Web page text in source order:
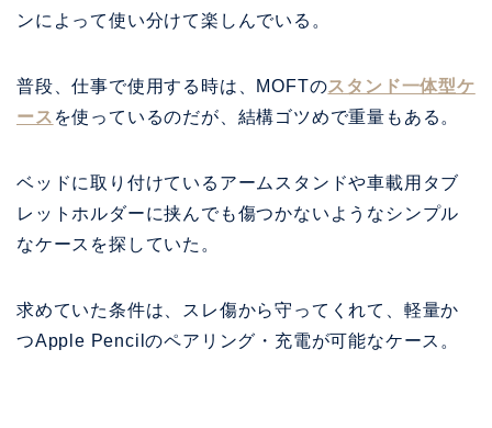
ンによって使い分けて楽しんでいる。
普段、仕事で使用する時は、MOFTのスタンド一体型ケ
ース を使っているのだが、結構ゴツめで重量もある。
ベッドに取り付けているアームスタンドや車載用タブ
レットホルダーに挟んでも傷つかないようなシンプル
なケースを探していた。
求めていた条件は、スレ傷から守ってくれて、軽量か
つApple Pencilのペアリング・充電が可能なケース。